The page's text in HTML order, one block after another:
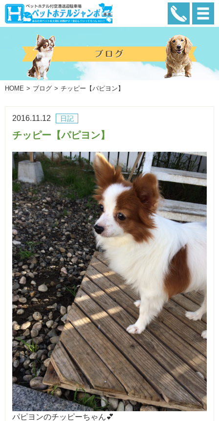
HOME ブログ チッピー【パピヨン】
日記
2016.11.12
チッピー【パピヨン】
パピヨンのチッピーちゃん💕